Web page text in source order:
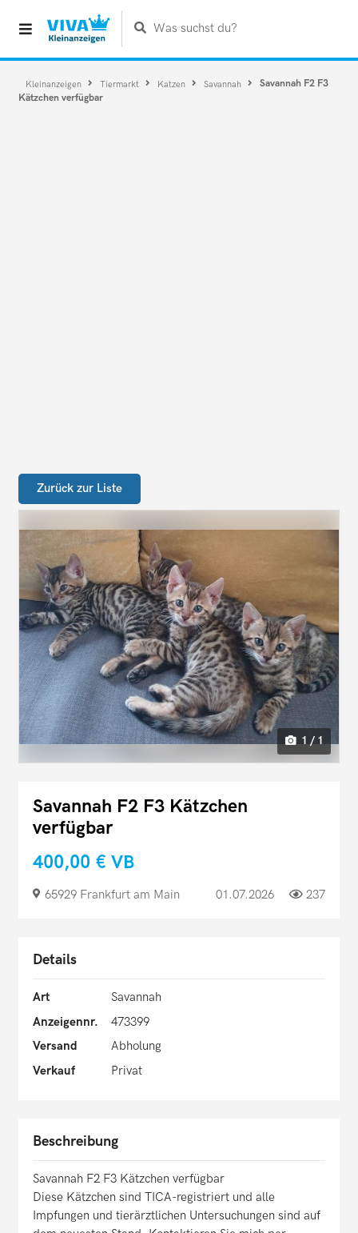
Was suchst du?
Kleinanzeigen Tiermarkt Katzen Savannah
Savannah F2 F3
Kätzchen verfügbar
Zurück zur Liste
1 / 1
Savannah F2 F3 Kätzchen
verfügbar
400,00 € VB
65929 Frankfurt am Main 01.07.2026 237
Details
Art
Savannah
Anzeigennr.
473399
Versand
Abholung
Verkauf
Privat
Beschreibung
Savannah F2 F3 Kätzchen verfügbar
Diese Kätzchen sind TICA-registriert und alle
Impfungen und tierärztlichen Untersuchungen sind auf